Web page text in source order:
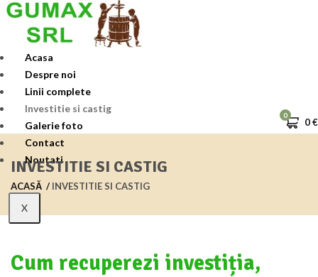
Skip
content
Acasa
Despre noi
Linii complete
Investitie si castig
Galerie foto
Contact
Noutati
X
0
0€
INVESTITIE SI CASTIG
ACASĂ INVESTITIE SI CASTIG
Cum recuperezi investiția,